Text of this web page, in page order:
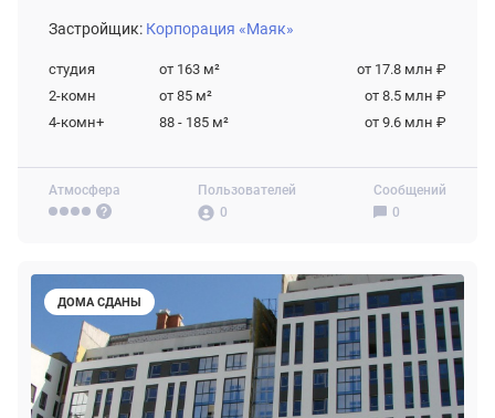
Атмосфера
Пользователей
0
Сообщений
0
Застройщик: Корпорация «Маяк»
студия от 163 м²
от 17.8 млн ₽
2-комн
от 85 м²
от 8.5 млн ₽
4-комн+
88 - 185 м² от 9.6 млн ₽
ДОМА СДАНЫ